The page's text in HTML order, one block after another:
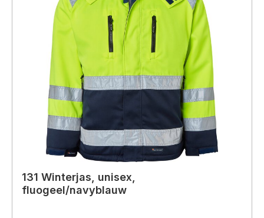
131 Winterjas, unisex,
fluogeel/navyblauw